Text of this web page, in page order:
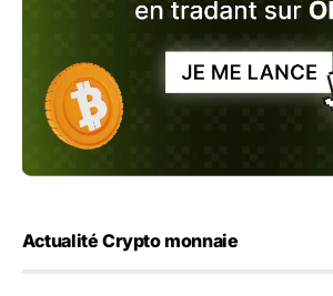
Actualité Crypto monnaie